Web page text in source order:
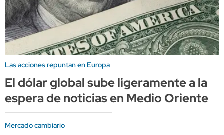
Las acciones repuntan en Europa
El dólar global sube ligeramente a la
espera de noticias en Medio Oriente
Mercado cambiario